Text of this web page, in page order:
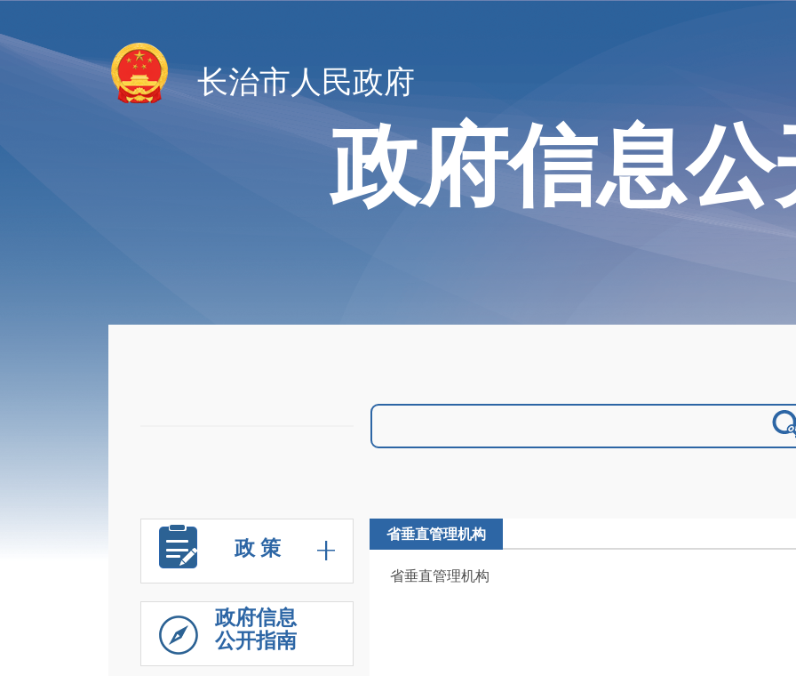
长治市人民政府
政府信息公
政 策
政府信息
公开指南
省垂直管理机构
省垂直管理机构